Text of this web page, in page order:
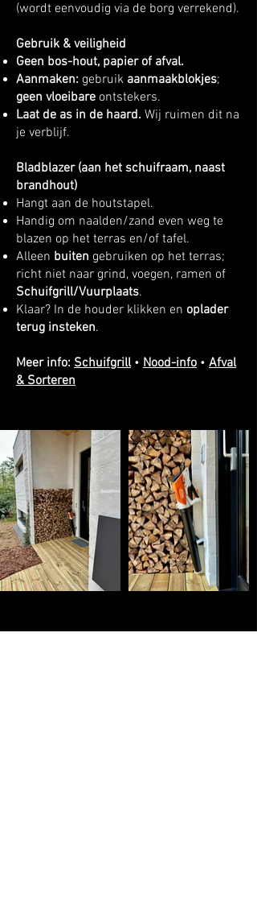
(wordt eenvoudig via de borg verrekend).
Gebruik & veiligheid
Geen bos-hout, papier of afval.
Aanmaken: gebruik aanmaakblokjes;
geen vloeibare ontstekers.
Laat de as in de haard. Wij ruimen dit na
je verblijf.
Bladblazer (aan het schuifraam, naast
brandhout)
Hangt aan de houtstapel.
Handig om naalden/zand even weg te
blazen op het terras en/of tafel.
Alleen buiten gebruiken op het terras;
richt niet naar grind, voegen, ramen of
Schuifgrill/Vuurplaats.
Klaar? In de houder klikken en oplader
terug insteken.
Meer info: Schuifgrill• Nood-info • Afval
& Sorteren